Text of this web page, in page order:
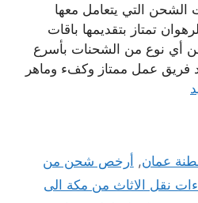
الشحن التي يتعامل معها
تمتاز بتقديمها باقات
أي نوع من الشحنات بأسرع
عمل ممتاز وكفء وماهر
عمان, أرخص شحن من
نقل الاثاث من مكة الى